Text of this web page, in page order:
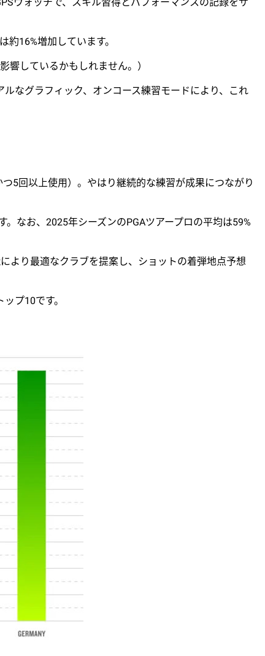
約16%増加しています。
響しているかもしれません。）
なグラフィック、オンコース練習モードにより、これ
5回以上使用）。やはり継続的な練習が成果につながり
なお、2025年シーズンのPGAツアープロの平均は59%
より最適なクラブを提案し、ショットの着弾地点予想
プ10です。